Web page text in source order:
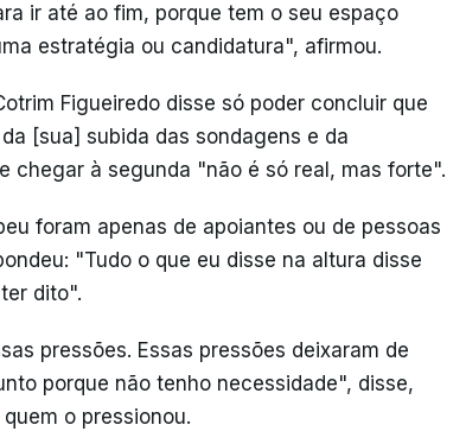
ir até ao fim, porque tem o seu espaço
estratégia ou candidatura", afirmou.
Figueiredo disse só poder concluir que
[sua] subida das sondagens e da
chegar à segunda "não é só real, mas forte".
foram apenas de apoiantes ou de pessoas
"Tudo o que eu disse na altura disse
dito".
pressões. Essas pressões deixaram de
porque não tenho necessidade", disse,
o pressionou.